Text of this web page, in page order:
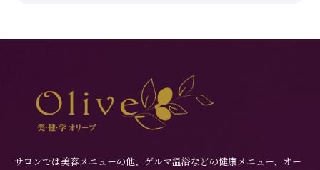
サロンでは美容メニューの他、ゲルマ温浴などの健康メニュー、オー